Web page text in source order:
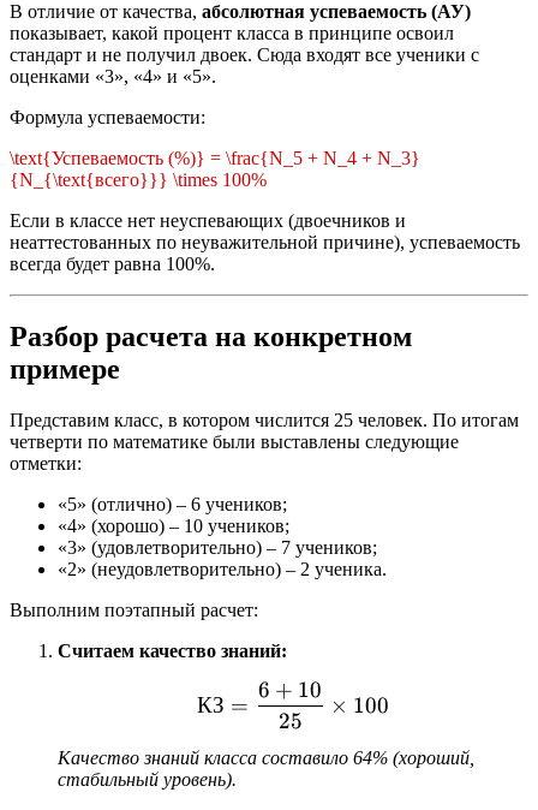
В отличие от качества, абсолютная успеваемость (АУ)
показывает, какой процент класса в принципе освоил
стандарт и не получил двоек. Сюда входят все ученики с
оценками «3», «4» и «5».
Формула успеваемости:
\text{Успеваемость (%)} = \frac{N_5 + N_4 + N_3}
{N_{\text{всего}}} \times 100%
Если в классе нет неуспевающих (двоечников и
неаттестованных по неуважительной причине), успеваемость
всегда будет равна 100%.
Разбор расчета на конкретном
примере
Представим класс, в котором числится 25 человек. По итогам
четверти по математике были выставлены следующие
отметки:
«5» (отлично) – 6 учеников;
«4» (хорошо) – 10 учеников;
«3» (удовлетворительно) – 7 учеников;
«2» (неудовлетворительно) – 2 ученика.
Выполним поэтапный расчет:
Считаем качество знаний:
\text{КЗ} = \frac{6 +
КЗ =
25
6 + 10
× 100
Качество знаний класса составило 64% (хороший,
стабильный уровень).